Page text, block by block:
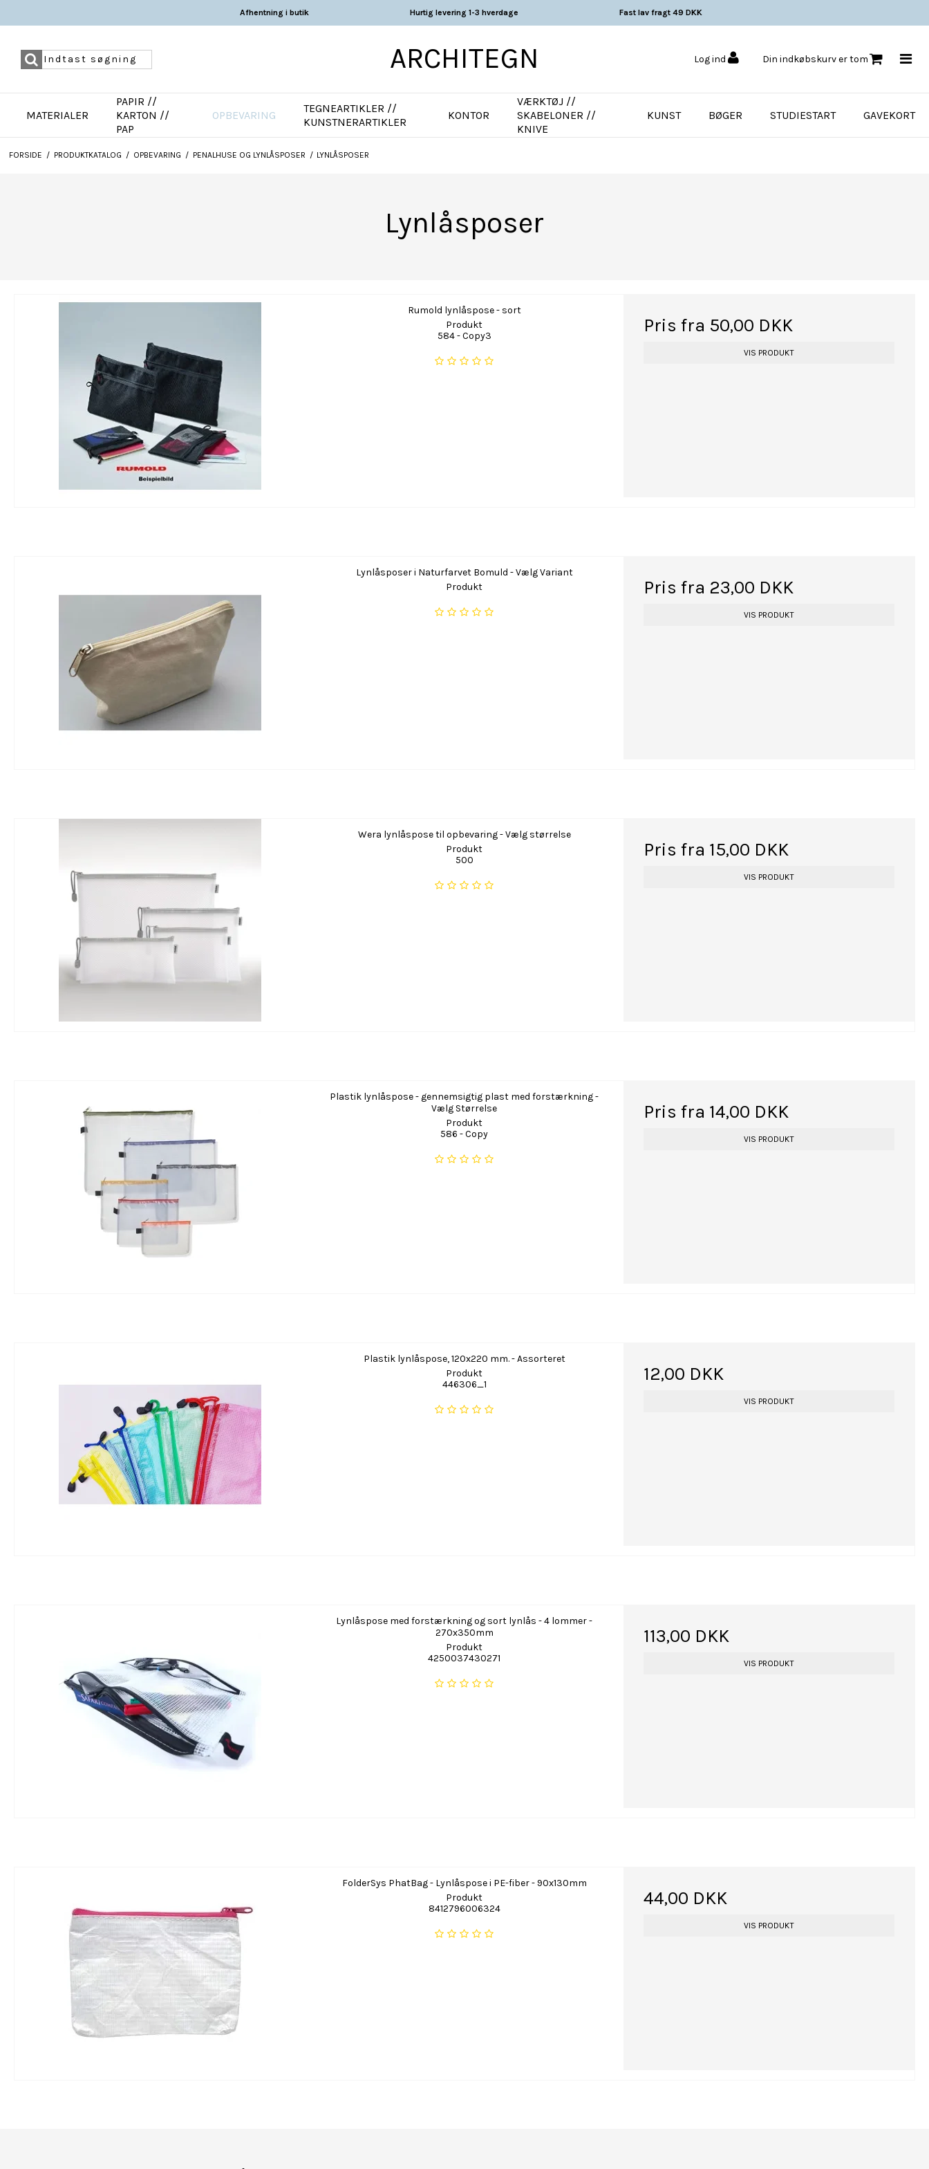
Afhentning i butik Hurtig levering 1-3 hverdage Fast lav fragt 49 DKK
ARCHITEGN Log ind Din indkøbskurv er tom
MATERIALER
PAPIR //
KARTON //
PAP
OPBEVARING
TEGNEARTIKLER //
KUNSTNERARTIKLER
KONTOR
VÆRKTØJ //
SKABELONER //
KNIVE
KUNST BØGER STUDIESTART GAVEKORT
FORSIDE / PRODUKTKATALOG / OPBEVARING / PENALHUSE OG LYNLÅSPOSER / LYNLÅSPOSER
Lynlåsposer
Rumold lynlåspose - sort
Produkt
584 - Copy3
Pris fra 50,00 DKK
VIS PRODUKT
Lynlåsposer i Naturfarvet Bomuld - Vælg Variant
Produkt
Pris fra 23,00 DKK
VIS PRODUKT
Wera lynlåspose til opbevaring - Vælg størrelse
Produkt
500
Pris fra 15,00 DKK
VIS PRODUKT
Plastik lynlåspose - gennemsigtig plast med forstærkning -
Vælg Størrelse
Produkt
586 - Copy
Pris fra 14,00 DKK
VIS PRODUKT
Plastik lynlåspose, 120x220 mm. - Assorteret
Produkt
446306_1
12,00 DKK
VIS PRODUKT
Lynlåspose med forstærkning og sort lynlås - 4 lommer -
270x350mm
Produkt
4250037430271
113,00 DKK
VIS PRODUKT
FolderSys PhatBag - Lynlåspose i PE-fiber - 90x130mm
Produkt
8412796006324
44,00 DKK
VIS PRODUKT